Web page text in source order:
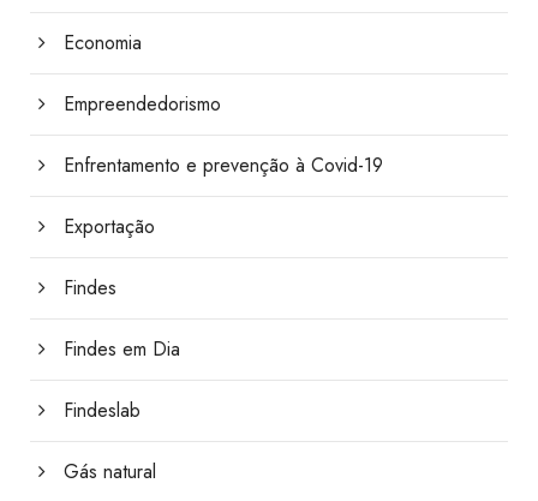
Economia
Empreendedorismo
Enfrentamento e prevenção à Covid-19
Exportação
Findes
Findes em Dia
Findeslab
Gás natural